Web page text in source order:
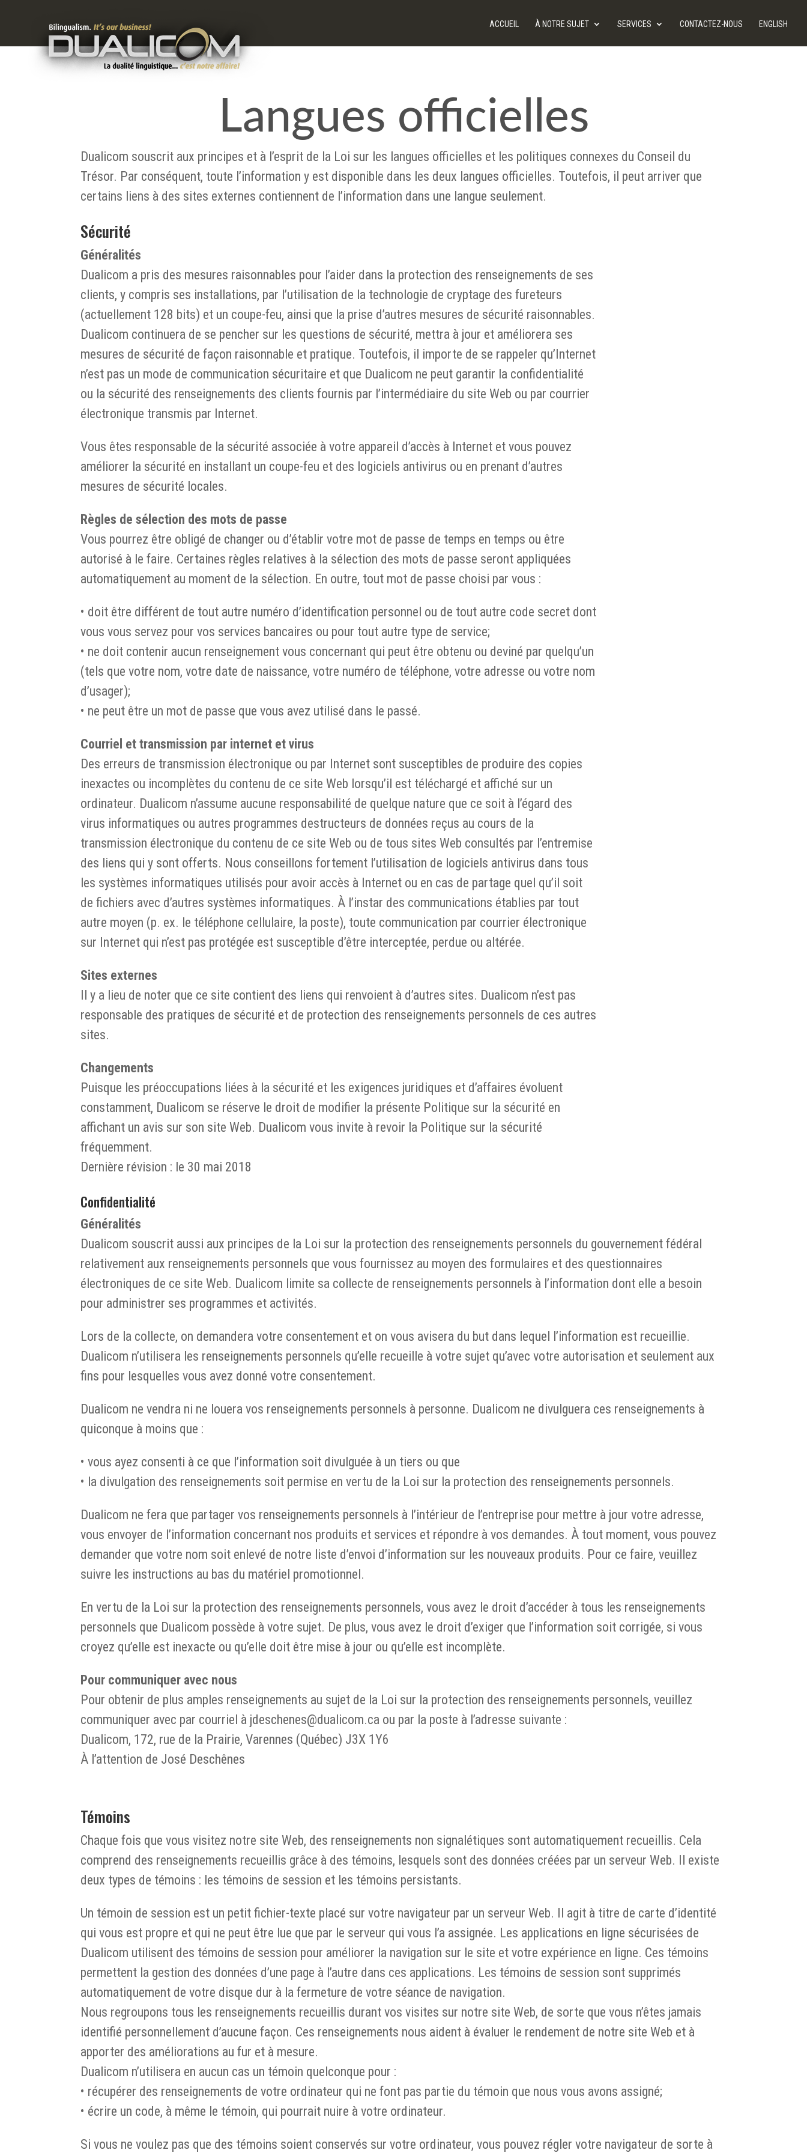
ACCUEIL À NOTRE SUJET SERVICES CONTACTEZ-NOUS ENGLISH
Langues officielles
Dualicom souscrit aux principes et à l’esprit de la Loi sur les langues officielles et les politiques connexes du Conseil du
Trésor. Par conséquent, toute l’information y est disponible dans les deux langues officielles. Toutefois, il peut arriver que
certains liens à des sites externes contiennent de l’information dans une langue seulement.
Sécurité
Généralités
Dualicom a pris des mesures raisonnables pour l’aider dans la protection des renseignements de ses
clients, y compris ses installations, par l’utilisation de la technologie de cryptage des fureteurs
(actuellement 128 bits) et un coupe-feu, ainsi que la prise d’autres mesures de sécurité raisonnables.
Dualicom continuera de se pencher sur les questions de sécurité, mettra à jour et améliorera ses
mesures de sécurité de façon raisonnable et pratique. Toutefois, il importe de se rappeler qu’Internet
n’est pas un mode de communication sécuritaire et que Dualicom ne peut garantir la confidentialité
ou la sécurité des renseignements des clients fournis par l’intermédiaire du site Web ou par courrier
électronique transmis par Internet.
Vous êtes responsable de la sécurité associée à votre appareil d’accès à Internet et vous pouvez
améliorer la sécurité en installant un coupe-feu et des logiciels antivirus ou en prenant d’autres
mesures de sécurité locales.
Règles de sélection des mots de passe
Vous pourrez être obligé de changer ou d’établir votre mot de passe de temps en temps ou être
autorisé à le faire. Certaines règles relatives à la sélection des mots de passe seront appliquées
automatiquement au moment de la sélection. En outre, tout mot de passe choisi par vous :
• doit être différent de tout autre numéro d’identification personnel ou de tout autre code secret dont
vous vous servez pour vos services bancaires ou pour tout autre type de service;
• ne doit contenir aucun renseignement vous concernant qui peut être obtenu ou deviné par quelqu’un
(tels que votre nom, votre date de naissance, votre numéro de téléphone, votre adresse ou votre nom
d’usager);
• ne peut être un mot de passe que vous avez utilisé dans le passé.
Courriel et transmission par internet et virus
Des erreurs de transmission électronique ou par Internet sont susceptibles de produire des copies
inexactes ou incomplètes du contenu de ce site Web lorsqu’il est téléchargé et affiché sur un
ordinateur. Dualicom n’assume aucune responsabilité de quelque nature que ce soit à l’égard des
virus informatiques ou autres programmes destructeurs de données reçus au cours de la
transmission électronique du contenu de ce site Web ou de tous sites Web consultés par l’entremise
des liens qui y sont offerts. Nous conseillons fortement l’utilisation de logiciels antivirus dans tous
les systèmes informatiques utilisés pour avoir accès à Internet ou en cas de partage quel qu’il soit
de fichiers avec d’autres systèmes informatiques. À l’instar des communications établies par tout
autre moyen (p. ex. le téléphone cellulaire, la poste), toute communication par courrier électronique
sur Internet qui n’est pas protégée est susceptible d’être interceptée, perdue ou altérée.
Sites externes
Il y a lieu de noter que ce site contient des liens qui renvoient à d’autres sites. Dualicom n’est pas
responsable des pratiques de sécurité et de protection des renseignements personnels de ces autres
sites.
Changements
Puisque les préoccupations liées à la sécurité et les exigences juridiques et d’affaires évoluent
constamment, Dualicom se réserve le droit de modifier la présente Politique sur la sécurité en
affichant un avis sur son site Web. Dualicom vous invite à revoir la Politique sur la sécurité
fréquemment.
Dernière révision : le 30 mai 2018
Confidentialité
Généralités
Dualicom souscrit aussi aux principes de la Loi sur la protection des renseignements personnels du gouvernement fédéral
relativement aux renseignements personnels que vous fournissez au moyen des formulaires et des questionnaires
électroniques de ce site Web. Dualicom limite sa collecte de renseignements personnels à l’information dont elle a besoin
pour administrer ses programmes et activités.
Lors de la collecte, on demandera votre consentement et on vous avisera du but dans lequel l’information est recueillie.
Dualicom n’utilisera les renseignements personnels qu’elle recueille à votre sujet qu’avec votre autorisation et seulement aux
fins pour lesquelles vous avez donné votre consentement.
Dualicom ne vendra ni ne louera vos renseignements personnels à personne. Dualicom ne divulguera ces renseignements à
quiconque à moins que :
• vous ayez consenti à ce que l’information soit divulguée à un tiers ou que
• la divulgation des renseignements soit permise en vertu de la Loi sur la protection des renseignements personnels.
Dualicom ne fera que partager vos renseignements personnels à l’intérieur de l’entreprise pour mettre à jour votre adresse,
vous envoyer de l’information concernant nos produits et services et répondre à vos demandes. À tout moment, vous pouvez
demander que votre nom soit enlevé de notre liste d’envoi d’information sur les nouveaux produits. Pour ce faire, veuillez
suivre les instructions au bas du matériel promotionnel.
En vertu de la Loi sur la protection des renseignements personnels, vous avez le droit d’accéder à tous les renseignements
personnels que Dualicom possède à votre sujet. De plus, vous avez le droit d’exiger que l’information soit corrigée, si vous
croyez qu’elle est inexacte ou qu’elle doit être mise à jour ou qu’elle est incomplète.
Pour communiquer avec nous
Pour obtenir de plus amples renseignements au sujet de la Loi sur la protection des renseignements personnels, veuillez
communiquer avec par courriel à jdeschenes@dualicom.ca ou par la poste à l’adresse suivante :
Dualicom, 172, rue de la Prairie, Varennes (Québec) J3X 1Y6
À l’attention de José Deschênes
Témoins
Chaque fois que vous visitez notre site Web, des renseignements non signalétiques sont automatiquement recueillis. Cela
comprend des renseignements recueillis grâce à des témoins, lesquels sont des données créées par un serveur Web. Il existe
deux types de témoins : les témoins de session et les témoins persistants.
Un témoin de session est un petit fichier-texte placé sur votre navigateur par un serveur Web. Il agit à titre de carte d’identité
qui vous est propre et qui ne peut être lue que par le serveur qui vous l’a assignée. Les applications en ligne sécurisées de
Dualicom utilisent des témoins de session pour améliorer la navigation sur le site et votre expérience en ligne. Ces témoins
permettent la gestion des données d’une page à l’autre dans ces applications. Les témoins de session sont supprimés
automatiquement de votre disque dur à la fermeture de votre séance de navigation.
Nous regroupons tous les renseignements recueillis durant vos visites sur notre site Web, de sorte que vous n’êtes jamais
identifié personnellement d’aucune façon. Ces renseignements nous aident à évaluer le rendement de notre site Web et à
apporter des améliorations au fur et à mesure.
Dualicom n’utilisera en aucun cas un témoin quelconque pour :
• récupérer des renseignements de votre ordinateur qui ne font pas partie du témoin que nous vous avons assigné;
• écrire un code, à même le témoin, qui pourrait nuire à votre ordinateur.
Si vous ne voulez pas que des témoins soient conservés sur votre ordinateur, vous pouvez régler votre navigateur de sorte à